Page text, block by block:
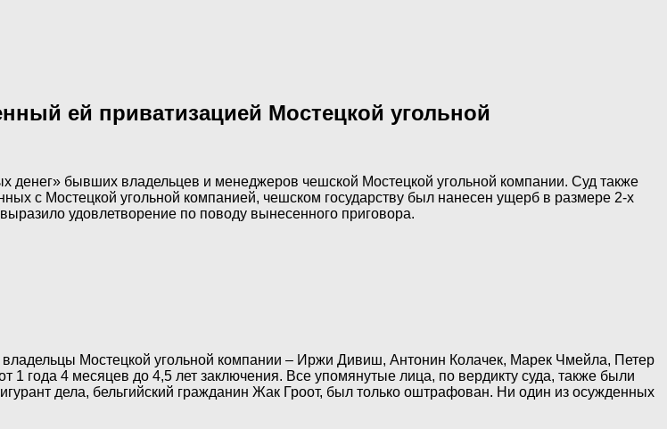
ей приватизацией Мостецкой угольной
бывших владельцев и менеджеров чешской Мостецкой угольной компании. Суд также
с Мостецкой угольной компанией, чешском государству был нанесен ущерб в размере 2-х
удовлетворение по поводу вынесенного приговора.
Мостецкой угольной компании – Иржи Дивиш, Антонин Колачек, Марек Чмейла, Петер
года 4 месяцев до 4,5 лет заключения. Все упомянутые лица, по вердикту суда, также были
дела, бельгийский гражданин Жак Гроот, был только оштрафован. Ни один из осужденных